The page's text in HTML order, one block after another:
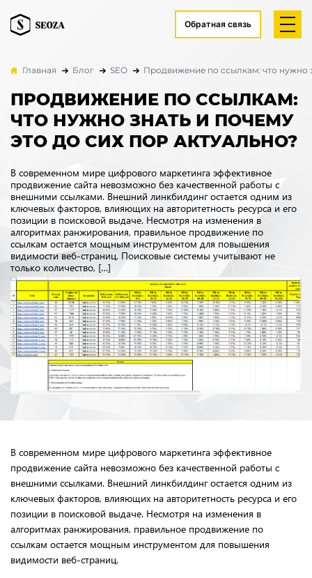
Обратная связь
Главная Блог SEO Продвижение по ссылкам: что нужно
ПРОДВИЖЕНИЕ ПО ССЫЛКАМ:
ЧТО НУЖНО ЗНАТЬ И ПОЧЕМУ
ЭТО ДО СИХ ПОР АКТУАЛЬНО?
В современном мире цифрового маркетинга эффективное
продвижение сайта невозможно без качественной работы с
внешними ссылками. Внешний линкбилдинг остается одним из
ключевых факторов, влияющих на авторитетность ресурса и его
позиции в поисковой выдаче. Несмотря на изменения в
алгоритмах ранжирования, правильное продвижение по
ссылкам остается мощным инструментом для повышения
видимости веб-страниц. Поисковые системы учитывают не
только количество, […]
В современном мире цифрового маркетинга эффективное
продвижение сайта невозможно без качественной работы с
внешними ссылками. Внешний линкбилдинг остается одним из
ключевых факторов, влияющих на авторитетность ресурса и его
позиции в поисковой выдаче. Несмотря на изменения в
алгоритмах ранжирования, правильное продвижение по
ссылкам остается мощным инструментом для повышения
видимости веб-страниц.